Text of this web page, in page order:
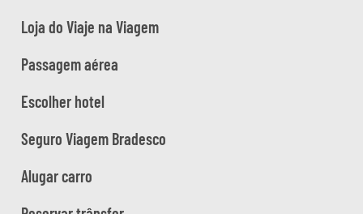
Loja do Viaje na Viagem
Passagem aérea
Escolher hotel
Seguro Viagem Bradesco
Alugar carro